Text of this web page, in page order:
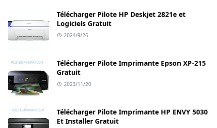
Télécharger Pilote HP Deskjet 2821e et
Logiciels Gratuit
2024/9/26
Télécharger Pilote Imprimante Epson XP-215
Gratuit
2023/11/20
Télécharger Pilote Imprimante HP ENVY 5030
Et Installer Gratuit